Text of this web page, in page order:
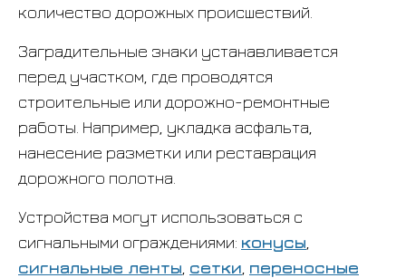
количество дорожных происшествий.
Заградительные знаки устанавливается
перед участком, где проводятся
строительные или дорожно-ремонтные
работы. Например, укладка асфальта,
нанесение разметки или реставрация
дорожного полотна.
Устройства могут использоваться с
сигнальными ограждениями: конусы
сигнальные ленты сетки переносные